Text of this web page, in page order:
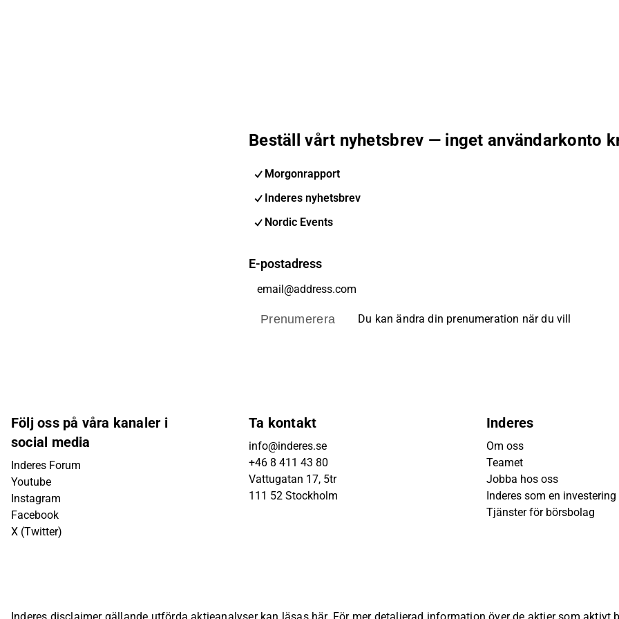
Beställ vårt nyhetsbrev — inget användarkonto
Morgonrapport
Inderes nyhetsbrev
Nordic Events
E-postadress
Prenumerera Du kan ändra din prenumeration när du vill
Följ oss på våra kanaler i
social media
Inderes Forum
Youtube
Instagram
Facebook
X (Twitter)
Ta kontakt
info@inderes.se
+46 8 411 43 80
Vattugatan 17, 5tr
111 52 Stockholm
Inderes
Om oss
Teamet
Jobba hos oss
Inderes som en investering
Tjänster för börsbolag